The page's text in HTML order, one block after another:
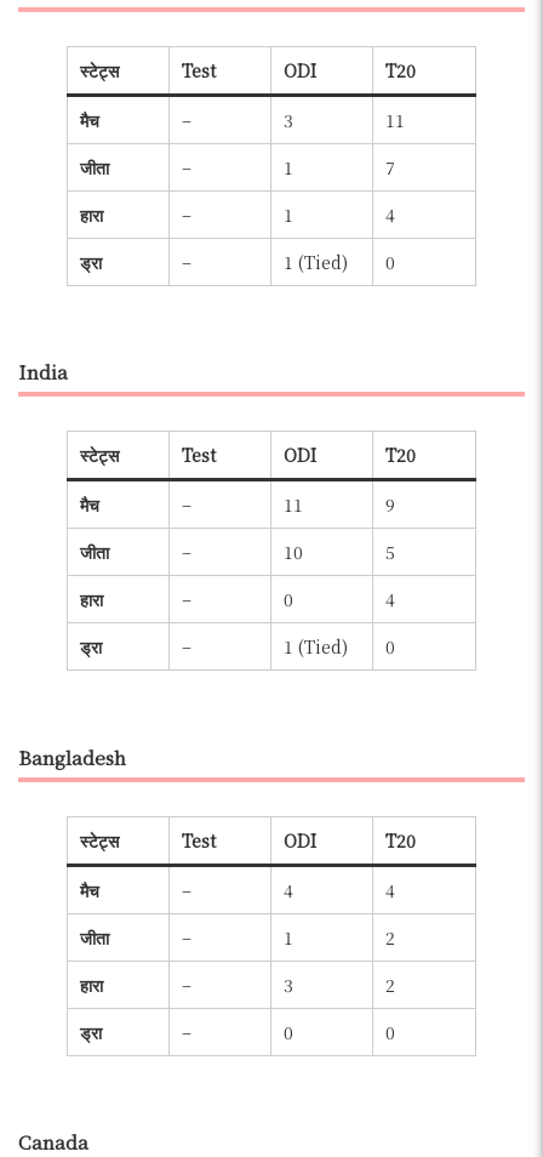
स्टेट्स Test ODI T20
मैच – 3
11
जीता
– 1
7
हारा
– 1
4
ड्रा
– 1 (Tied) 0
India
स्टेट्स Test ODI T20
मैच – 11
9
जीता
– 10
5
हारा
– 0
4
ड्रा
– 1 (Tied) 0
Bangladesh
स्टेट्स Test ODI T20
मैच – 4
4
जीता
– 1
2
हारा
– 3
2
ड्रा
– 0 0
Canada